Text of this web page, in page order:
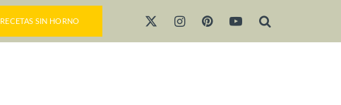
RECETAS SIN HORNO